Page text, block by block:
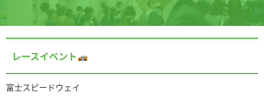
レースイベント
富士スピードウェイ